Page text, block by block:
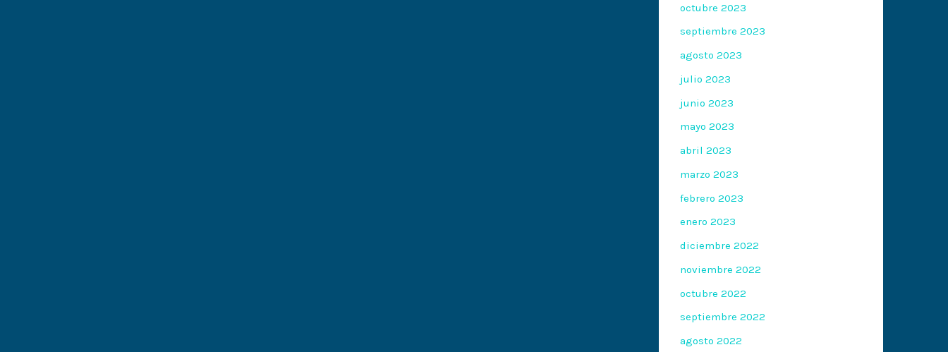
octubre 2023
septiembre 2023
agosto 2023
julio 2023
junio 2023
mayo 2023
abril 2023
marzo 2023
febrero 2023
enero 2023
diciembre 2022
noviembre 2022
octubre 2022
septiembre 2022
agosto 2022